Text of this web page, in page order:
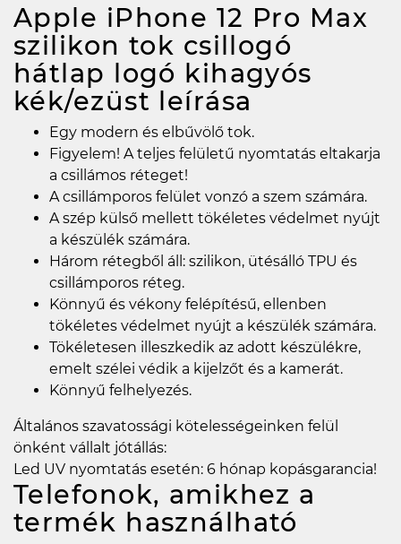
Apple iPhone 12 Pro Max
szilikon tok csillogó
hátlap logó kihagyós
kék/ezüst leírása
Egy modern és elbűvölő tok.
Figyelem! A teljes felületű nyomtatás eltakarja
a csillámos réteget!
A csillámporos felület vonzó a szem számára.
A szép külső mellett tökéletes védelmet nyújt
a készülék számára.
Három rétegből áll: szilikon, ütésálló TPU és
csillámporos réteg.
Könnyű és vékony felépítésű, ellenben
tökéletes védelmet nyújt a készülék számára.
Tökéletesen illeszkedik az adott készülékre,
emelt szélei védik a kijelzőt és a kamerát.
Könnyű felhelyezés.
Általános szavatossági kötelességeinken felül
önként vállalt jótállás:
Led UV nyomtatás esetén: 6 hónap kopásgarancia!
Telefonok, amikhez a
termék használható